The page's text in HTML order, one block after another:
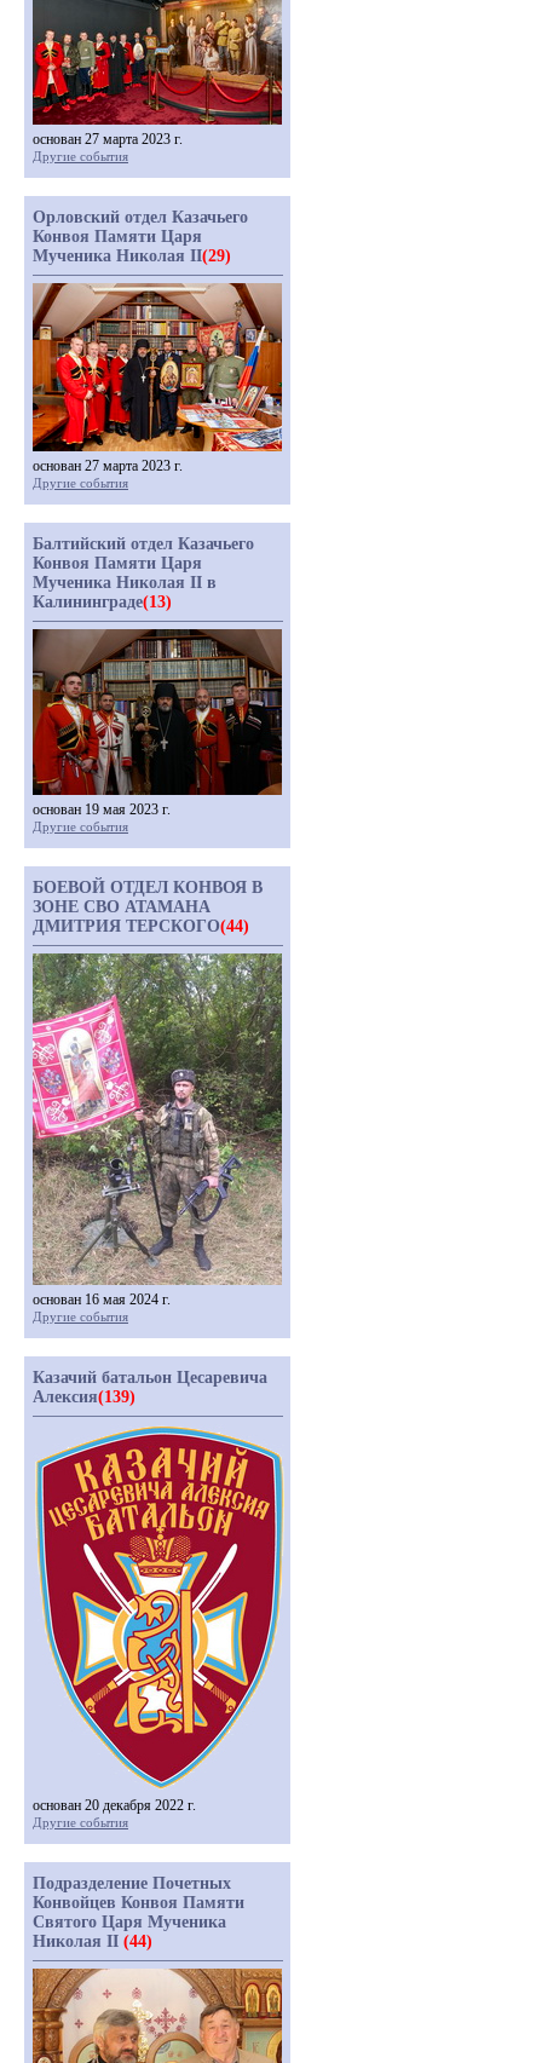
основан 27 марта 2023 г.
Другие события
Орловский отдел Казачьего
Конвоя Памяти Царя
Мученика Николая II(29)
основан 27 марта 2023 г.
Другие события
Балтийский отдел Казачьего
Конвоя Памяти Царя
Мученика Николая II в
Калининграде(13)
основан 19 мая 2023 г.
Другие события
БОЕВОЙ ОТДЕЛ КОНВОЯ В
ЗОНЕ СВО АТАМАНА
ДМИТРИЯ ТЕРСКОГО(44)
основан 16 мая 2024 г.
Другие события
Казачий батальон Цесаревича
Алексия(139)
основан 20 декабря 2022 г.
Другие события
Подразделение Почетных
Конвойцев Конвоя Памяти
Святого Царя Мученика
Николая II (44)